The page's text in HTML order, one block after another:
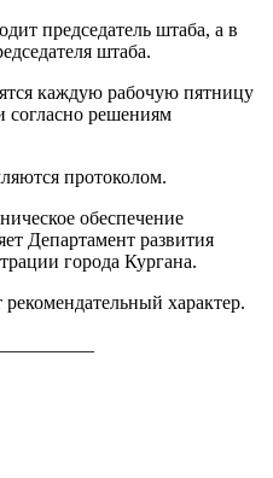
председатель штаба, а в
штаба.
каждую рабочую пятницу
согласно решениям
протоколом.
обеспечение
Департамент развития
города Кургана.
характер.